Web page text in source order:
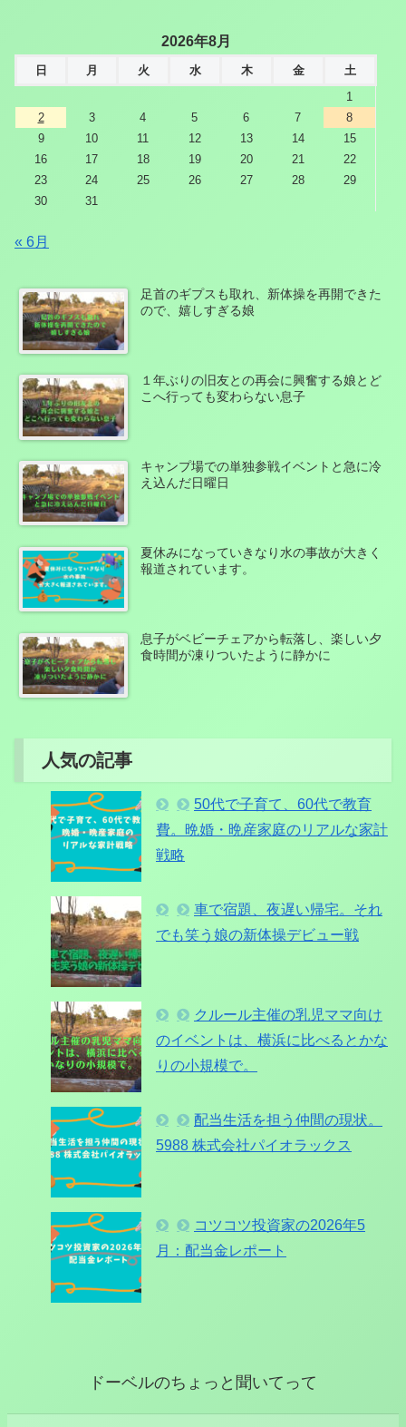
2026年8月
日 月 火 水 木 金
土
1
2
3 4 5 6 7
8
9
10 11 12 13 14
15
16
17 18 19 20 21
22
23
24 25 26 27 28
29
30
31
« 6月
足首のギプスも取れ、新体操を再開できた
ので、嬉しすぎる娘
１年ぶりの旧友との再会に興奮する娘とど
こへ行っても変わらない息子
キャンプ場での単独参戦イベントと急に冷
え込んだ日曜日
夏休みになっていきなり水の事故が大きく
報道されています。
息子がベビーチェアから転落し、楽しい夕
食時間が凍りついたように静かに
人気の記事
50代で子育て、60代で教育
費。晩婚・晩産家庭のリアルな家計
戦略
車で宿題、夜遅い帰宅。それ
でも笑う娘の新体操デビュー戦
クルール主催の乳児ママ向け
のイベントは、横浜に比べるとかな
りの小規模で。
配当生活を担う仲間の現状。
5988 株式会社パイオラックス
コツコツ投資家の2026年5
月：配当金レポート
ドーベルのちょっと聞いてって